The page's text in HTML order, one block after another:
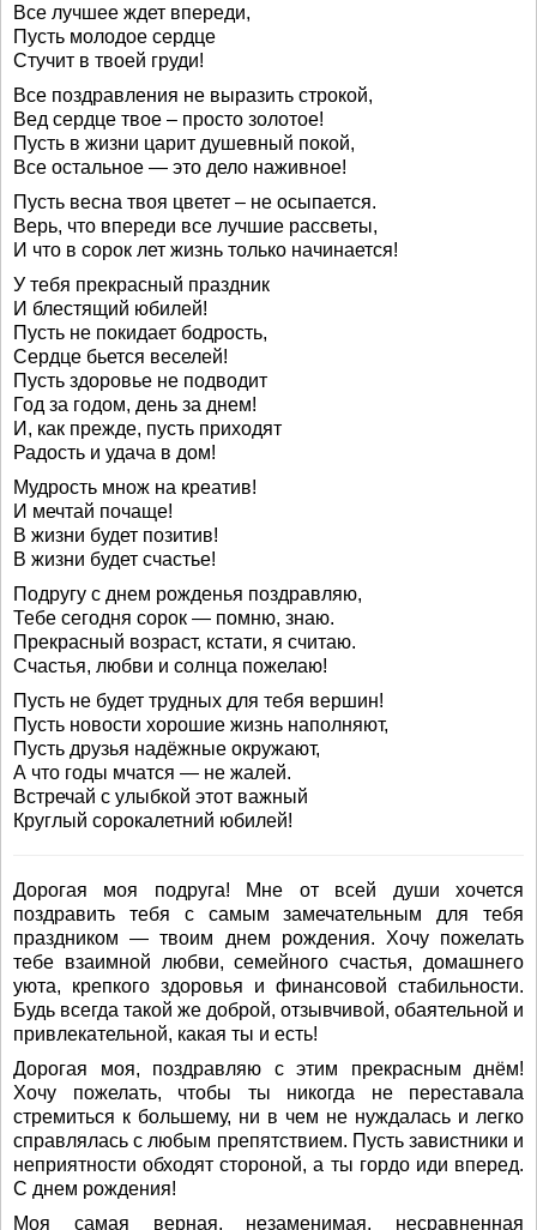
Все лучшее ждет впереди,
Пусть молодое сердце
Стучит в твоей груди!
Все поздравления не выразить строкой,
Вед сердце твое – просто золотое!
Пусть в жизни царит душевный покой,
Все остальное — это дело наживное!
Пусть весна твоя цветет – не осыпается.
Верь, что впереди все лучшие рассветы,
И что в сорок лет жизнь только начинается!
У тебя прекрасный праздник
И блестящий юбилей!
Пусть не покидает бодрость,
Сердце бьется веселей!
Пусть здоровье не подводит
Год за годом, день за днем!
И, как прежде, пусть приходят
Радость и удача в дом!
Мудрость множ на креатив!
И мечтай почаще!
В жизни будет позитив!
В жизни будет счастье!
Подругу с днем рожденья поздравляю,
Тебе сегодня сорок — помню, знаю.
Прекрасный возраст, кстати, я считаю.
Счастья, любви и солнца пожелаю!
Пусть не будет трудных для тебя вершин!
Пусть новости хорошие жизнь наполняют,
Пусть друзья надёжные окружают,
А что годы мчатся — не жалей.
Встречай с улыбкой этот важный
Круглый сорокалетний юбилей!
Дорогая моя подруга! Мне от всей души хочется
поздравить тебя с самым замечательным для тебя
праздником — твоим днем рождения. Хочу пожелать
тебе взаимной любви, семейного счастья, домашнего
уюта, крепкого здоровья и финансовой стабильности.
Будь всегда такой же доброй, отзывчивой, обаятельной и
привлекательной, какая ты и есть!
Дорогая моя, поздравляю с этим прекрасным днём!
Хочу пожелать, чтобы ты никогда не переставала
стремиться к большему, ни в чем не нуждалась и легко
справлялась с любым препятствием. Пусть завистники и
неприятности обходят стороной, а ты гордо иди вперед.
С днем рождения!
Моя самая верная, незаменимая, несравненная